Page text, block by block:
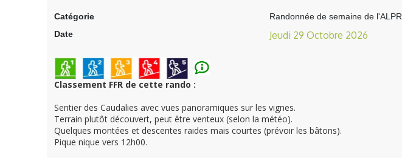
Catégorie
Randonnée de semaine de l'ALPR
Date
Jeudi 29 Octobre 2026
Classement FFR de cette rando :
Sentier des Caudalies avec vues panoramiques sur les vignes.
Terrain plutôt découvert, peut être venteux (selon la météo).
Quelques montées et descentes raides mais courtes (prévoir les bâtons).
Pique nique vers 12h00.